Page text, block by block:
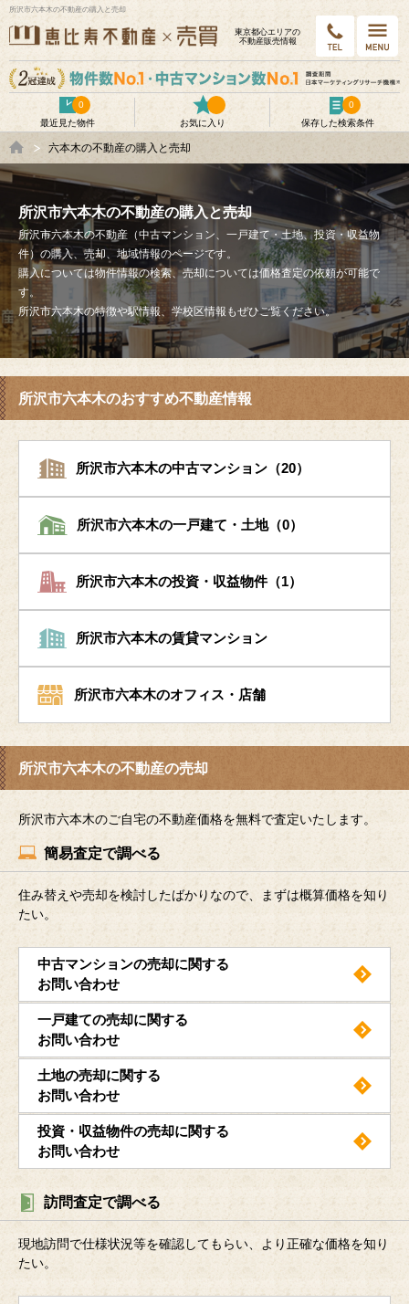
所沢市六本木の不動産の購入と売却
東京都⼼エリアの
不動産販売情報
最近見た物件
0
お気に入り
保存した検索条件
0
六本木の不動産の購入と売却
所沢市六本木の不動産の購入と売却
所沢市六本木の不動産（中古マンション、一戸建て・土地、投資・収益物
件）の購入、売却、地域情報のページです。
購入については物件情報の検索、売却については価格査定の依頼が可能で
す。
所沢市六本木の特徴や駅情報、学校区情報もぜひご覧ください。
所沢市六本木のおすすめ不動産情報
所沢市六本木の中古マンション（20）
所沢市六本木の一戸建て・土地（0）
所沢市六本木の投資・収益物件（1）
所沢市六本木の賃貸マンション
所沢市六本木のオフィス・店舗
所沢市六本木の不動産の売却
所沢市六本木のご自宅の不動産価格を無料で査定いたします。
簡易査定で調べる
住み替えや売却を検討したばかりなので、まずは概算価格を知り
たい。
中古マンションの売却に関する
お問い合わせ
一戸建ての売却に関する
お問い合わせ
土地の売却に関する
お問い合わせ
投資・収益物件の売却に関する
お問い合わせ
訪問査定で調べる
現地訪問で仕様状況等を確認してもらい、より正確な価格を知り
たい。